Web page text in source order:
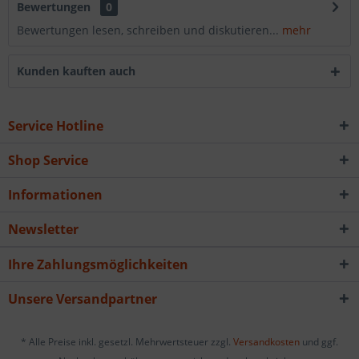
Bewertungen
0
Bewertungen lesen, schreiben und diskutieren... mehr
Kunden kauften auch
Service Hotline
Shop Service
Informationen
Newsletter
Ihre Zahlungsmöglichkeiten
Unsere Versandpartner
* Alle Preise inkl. gesetzl. Mehrwertsteuer zzgl. Versandkosten und ggf.